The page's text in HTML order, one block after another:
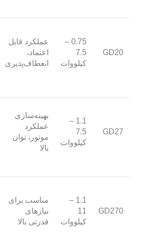
GD20
0.75 –
7.5
کیلووات
عملکرد قابل
اعتماد،
انعطاف‌پذیری
GD27
1.1 –
7.5
کیلووات
بهینه‌سازی
عملکرد
موتور، توان
بالا
GD270
1.1 –
11
کیلووات
مناسب برای
نیازهای
قدرتی بالا